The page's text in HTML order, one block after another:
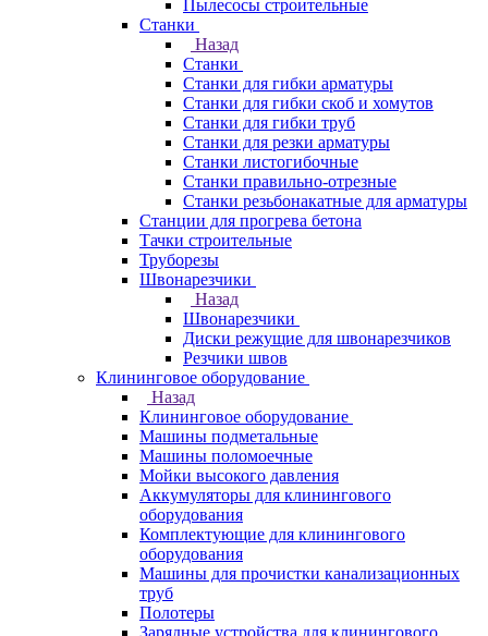
Пылесосы строительные
Станки
Назад
Станки
Станки для гибки арматуры
Станки для гибки скоб и хомутов
Станки для гибки труб
Станки для резки арматуры
Станки листогибочные
Станки правильно-отрезные
Станки резьбонакатные для арматуры
Станции для прогрева бетона
Тачки строительные
Труборезы
Швонарезчики
Назад
Швонарезчики
Диски режущие для швонарезчиков
Резчики швов
Клининговое оборудование
Назад
Клининговое оборудование
Машины подметальные
Машины поломоечные
Мойки высокого давления
Аккумуляторы для клинингового
оборудования
Комплектующие для клинингового
оборудования
Машины для прочистки канализационных
труб
Полотеры
Зарядные устройства для клинингового